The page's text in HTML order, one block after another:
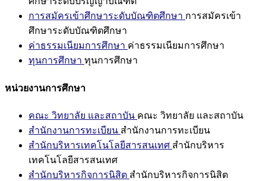
การสมัครเข้าศึกษาระดับบัณฑิตศึกษา การสมัครเข้า
ศึกษาระดับบัณฑิตศึกษา
ค่าธรรมเนียมการศึกษา ค่าธรรมเนียมการศึกษา
ทุนการศึกษา ทุนการศึกษา
หน่วยงานการศึกษา
คณะ วิทยาลัย และสถาบัน คณะ วิทยาลัย และสถาบัน
สำนักงานการทะเบียน สำนักงานการทะเบียน
สำนักบริหารเทคโนโลยีสารสนเทศ สำนักบริหาร
เทคโนโลยีสารสนเทศ
สำนักบริหารกิจการนิสิต สำนักบริหารกิจการนิสิต